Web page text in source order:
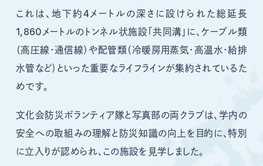
これは、地下約4メートルの深さに設けられた総延長
1,860メートルのトンネル状施設「共同溝」に、ケーブル類
（高圧線・通信線）や配管類（冷暖房用蒸気・高温水・給排
水管など）といった重要なライフラインが集約されているた
めです。
文化会防災ボランティア隊と写真部の両クラブは、学内の
安全への取組みの理解と防災知識の向上を目的に、特別
に立入りが認められ、この施設を見学しました。